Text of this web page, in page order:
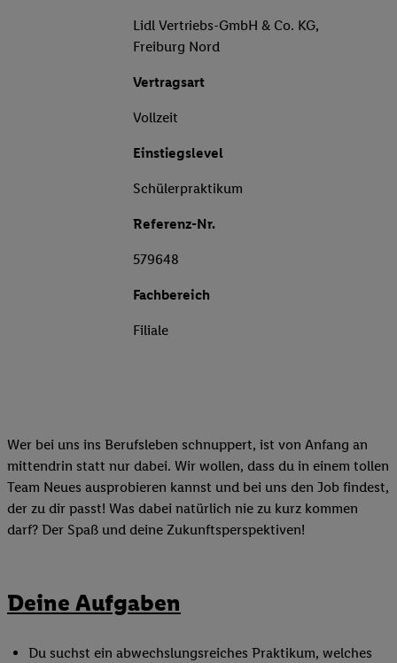
Lidl Vertriebs-GmbH & Co. KG,
Freiburg Nord
Vertragsart
Vollzeit
Einstiegslevel
Schülerpraktikum
Referenz-Nr.
579648
Fachbereich
Filiale
Wer bei uns ins Berufsleben schnuppert, ist von Anfang an
mittendrin statt nur dabei. Wir wollen, dass du in einem tollen
Team Neues ausprobieren kannst und bei uns den Job findest,
der zu dir passt! Was dabei natürlich nie zu kurz kommen
darf? Der Spaß und deine Zukunftsperspektiven!
Deine Aufgaben
Du suchst ein abwechslungsreiches Praktikum, welches